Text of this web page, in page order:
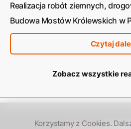
Realizacja robót ziemnych,
Budowa Mostów Królewskich w
Czytaj
Zobacz wszystkie
Korzystamy z Cookies.